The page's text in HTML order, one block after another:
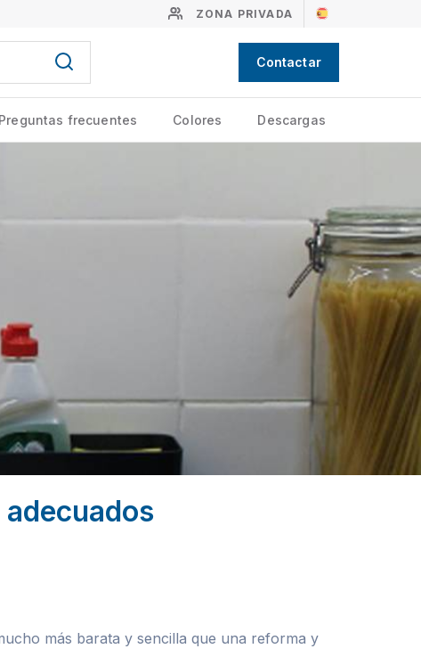
ZONA PRIVADA
Contactar
Preguntas frecuentes Colores Descargas
más barata y sencilla que una reforma y